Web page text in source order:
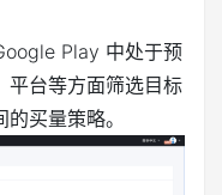
Play 中处于预
平台等方面筛选目标
买量策略。